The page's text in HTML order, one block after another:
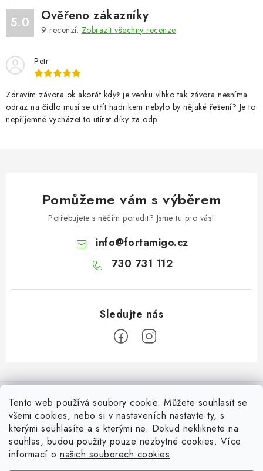
Tento web používá soubory cookie. Můžete souhlasit se
všemi cookies, nebo si v nastaveních nastavte ty, s
kterými souhlasíte a s kterými ne. Dokud nekliknete na
souhlas, budou použity pouze nezbytné cookies. Více
informací o našich souborech cookies.
KOMPONENTY PRO PLOTY
TESAŘSKÉ KOVÁNÍ
NEREZ, INOX
ARCHIV
Technická podpora
5.0 Ověřeno zákazníky
9 recenzí. Zobrazit všechny recenze
Petr
Zdravím závora ok akorát když je venku vlhko tak závora nesníma
odraz na čidlo musí se utřít hadrikem nebylo by nějaké řešení? Je to
nepříjemné vycházet to utírat díky za odp.
Pomůžeme vám s výběrem
Potřebujete s něčím poradit? Jsme tu pro vás!
info@fortamigo.cz
730 731 112
á
Informace pro Vás
Vrácení zboží
Často řešené situace při stavbě posuvné brány
Top z Technické podpory
Zapojení externího přijímače NICE OX2 do pohonu
Ověřeno zákazníky